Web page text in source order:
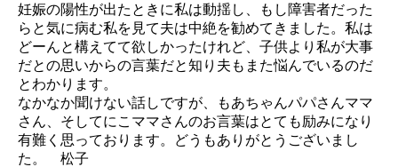
妊娠の陽性が出たときに私は動揺し、もし障害者だった
らと気に病む私を見て夫は中絶を勧めてきました。私は
どーんと構えてて欲しかったけれど、子供より私が大事
だとの思いからの言葉だと知り夫もまた悩んでいるのだ
とわかります。
なかなか聞けない話しですが、もあちゃんパパさんママ
さん、そしてにこママさんのお言葉はとても励みになり
有難く思っております。どうもありがとうございまし
た。 松子